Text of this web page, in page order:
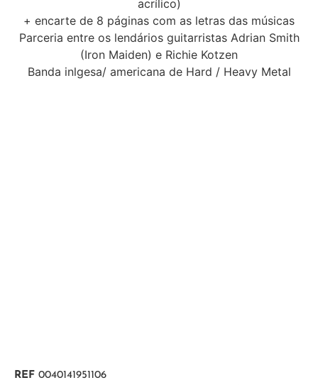
acrílico)
+ encarte de 8 páginas com as letras das músicas
Parceria entre os lendários guitarristas Adrian Smith
(Iron Maiden) e Richie Kotzen
Banda inlgesa/ americana de Hard / Heavy Metal
REF 0040141951106